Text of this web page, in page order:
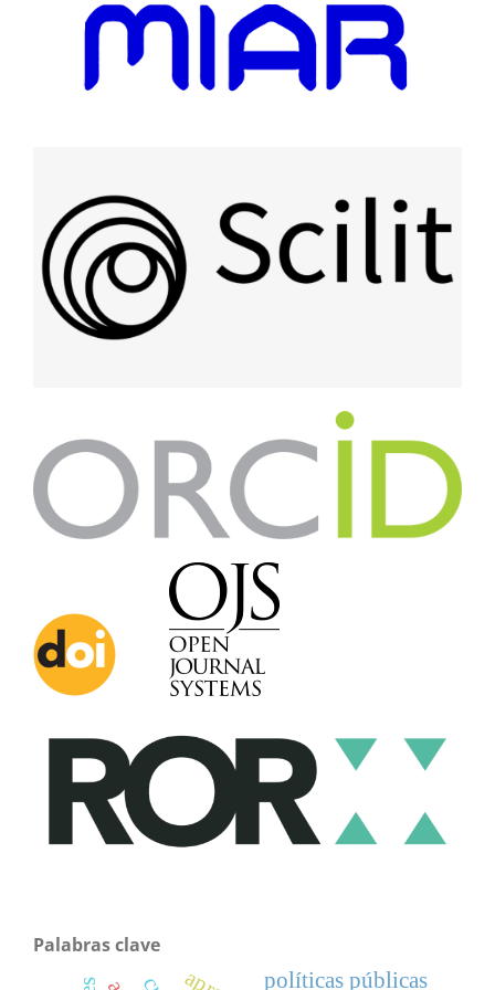
Palabras clave
políticas públicas